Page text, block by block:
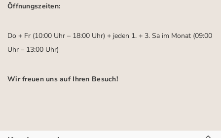
Öffnungszeiten:
Do + Fr (10:00 Uhr – 18:00 Uhr) + jeden 1. + 3. Sa im Monat (09:00
Uhr – 13:00 Uhr)
Wir freuen uns auf Ihren Besuch!